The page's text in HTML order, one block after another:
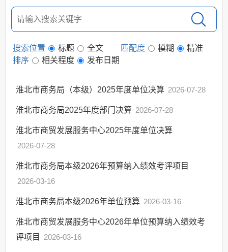
监督保障
其他法定信息
搜索位置 标题 全文 匹配度 模糊
精准
排序
相关程度 发布日期
淮北市商务局（本级）2025年度单位决算 2026-07-28
淮北市商务局2025年度部门决算 2026-07-28
淮北市商贸发展服务中心2025年度单位决算
2026-07-28
淮北市商务局本级2026年预算纳入绩效考评项目
2026-03-16
淮北市商务局本级2026年单位预算 2026-03-16
淮北市商贸发展服务中心2026年单位预算纳入绩效考
评项目
2026-03-16